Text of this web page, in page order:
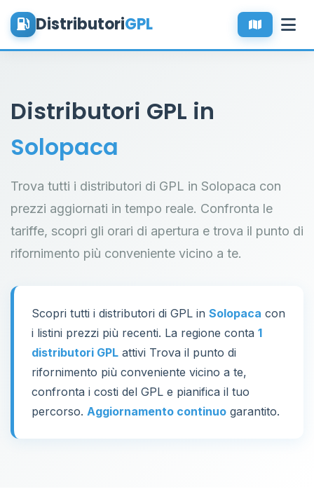
DistributoriGPL
Distributori GPL in
Solopaca
Trova tutti i distributori di GPL in Solopaca con
prezzi aggiornati in tempo reale. Confronta le
tariffe, scopri gli orari di apertura e trova il punto di
rifornimento più conveniente vicino a te.
Scopri tutti i distributori di GPL in Solopaca con
i listini prezzi più recenti. La regione conta 1
distributori GPL attivi Trova il punto di
rifornimento più conveniente vicino a te,
confronta i costi del GPL e pianifica il tuo
percorso. Aggiornamento continuo garantito.